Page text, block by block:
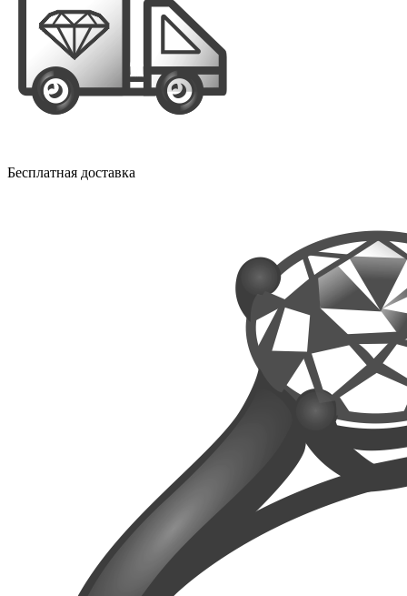
Бесплатная доставка